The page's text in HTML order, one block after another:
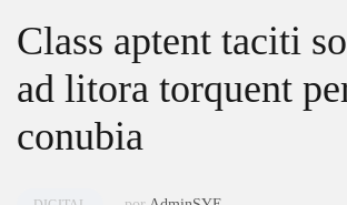
Class aptent taciti
ad litora torquent
conubia